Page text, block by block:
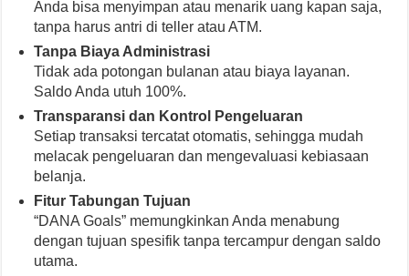
Anda bisa menyimpan atau menarik uang kapan saja,
tanpa harus antri di teller atau ATM.
Tanpa Biaya Administrasi
Tidak ada potongan bulanan atau biaya layanan.
Saldo Anda utuh 100%.
Transparansi dan Kontrol Pengeluaran
Setiap transaksi tercatat otomatis, sehingga mudah
melacak pengeluaran dan mengevaluasi kebiasaan
belanja.
Fitur Tabungan Tujuan
“DANA Goals” memungkinkan Anda menabung
dengan tujuan spesifik tanpa tercampur dengan saldo
utama.